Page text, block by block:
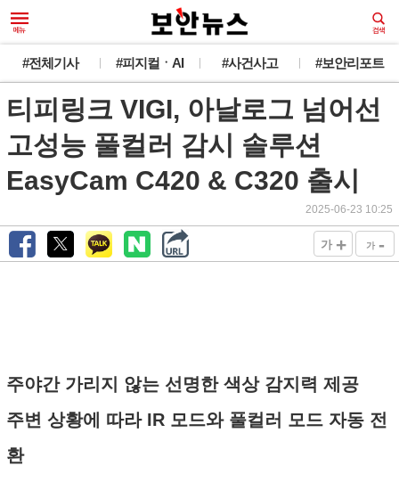
#전체기사 #피지컬ㆍAI #사건사고 #보안리포트
티피링크 VIGI, 아날로그 넘어선
고성능 풀컬러 감시 솔루션
EasyCam C420 & C320 출시
2025-06-23 10:25
가 + 가 -
주야간 가리지 않는 선명한 색상 감지력 제공
주변 상황에 따라 IR 모드와 풀컬러 모드 자동 전
환